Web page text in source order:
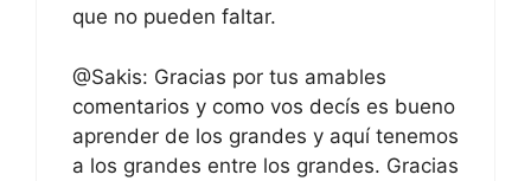
que no pueden faltar.
@Sakis: Gracias por tus amables
comentarios y como vos decís es bueno
aprender de los grandes y aquí tenemos
a los grandes entre los grandes. Gracias